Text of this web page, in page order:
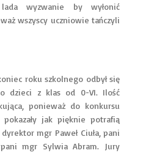
wyzwanie by wyłonić
wszyscy uczniowie tańczyli
roku szkolnego odbył się
dzieci z klas od 0-VI. Ilość
ponieważ do konkursu
jak pięknie potrafią
mgr Paweł Ciuła, pani
mgr Sylwia Abram. Jury